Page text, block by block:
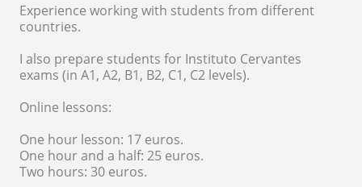
Experience working with students from different
countries.
I also prepare students for Instituto Cervantes
exams (in A1, A2, B1, B2, C1, C2 levels).
Online lessons:
One hour lesson: 17 euros.
One hour and a half: 25 euros.
Two hours: 30 euros.